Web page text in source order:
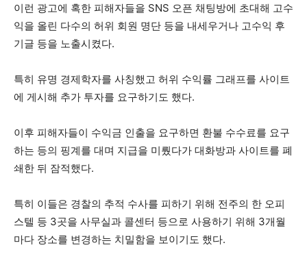
이런 광고에 혹한 피해자들을 SNS 오픈 채팅방에 초대해 고수
익을 올린 다수의 허위 회원 명단 등을 내세우거나 고수익 후
기글 등을 노출시켰다.
특히 유명 경제학자를 사칭했고 허위 수익률 그래프를 사이트
에 게시해 추가 투자를 요구하기도 했다.
이후 피해자들이 수익금 인출을 요구하면 환불 수수료를 요구
하는 등의 핑계를 대며 지급을 미뤘다가 대화방과 사이트를 폐
쇄한 뒤 잠적했다.
특히 이들은 경찰의 추적 수사를 피하기 위해 전주의 한 오피
스텔 등 3곳을 사무실과 콜센터 등으로 사용하기 위해 3개월
마다 장소를 변경하는 치밀함을 보이기도 했다.